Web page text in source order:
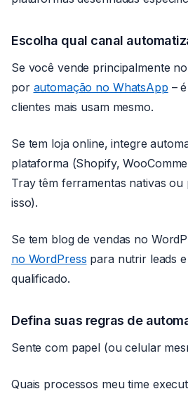
Escolha qual canal
Se você vende principalmente
por automação no WhatsApp –
clientes mais usam mesmo.
Se tem loja online, integre
plataforma (Shopify,
Tray têm ferramentas nativas
isso).
Se tem blog de vendas no
no WordPress para nutrir leads
qualificado.
Defina suas regras de
Sente com papel (ou celular
Quais processos meu time